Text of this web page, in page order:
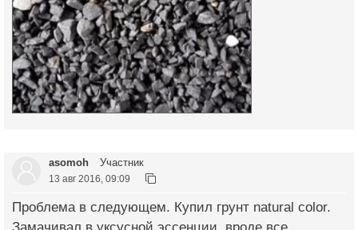
asomoh Участник
13 авг 2016, 09:09
Проблема в следующем. Купил грунт natural color.
Замачивал в уксусной эссенции, вроде все